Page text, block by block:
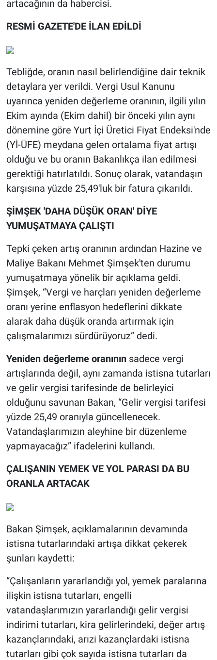
artacağının da habercisi.
RESMİ GAZETE'DE İLAN EDİLDİ
Tebliğde, oranın nasıl belirlendiğine dair teknik
detaylara yer verildi. Vergi Usul Kanunu
uyarınca yeniden değerleme oranının, ilgili yılın
Ekim ayında (Ekim dahil) bir önceki yılın aynı
dönemine göre Yurt İçi Üretici Fiyat Endeksi'nde
(Yİ-ÜFE) meydana gelen ortalama fiyat artışı
olduğu ve bu oranın Bakanlıkça ilan edilmesi
gerektiği hatırlatıldı. Sonuç olarak, vatandaşın
karşısına yüzde 25,49'luk bir fatura çıkarıldı.
ŞİMŞEK 'DAHA DÜŞÜK ORAN' DİYE
YUMUŞATMAYA ÇALIŞTI
Tepki çeken artış oranının ardından Hazine ve
Maliye Bakanı Mehmet Şimşek'ten durumu
yumuşatmaya yönelik bir açıklama geldi.
Şimşek, “Vergi ve harçları yeniden değerleme
oranı yerine enflasyon hedeflerini dikkate
alarak daha düşük oranda artırmak için
çalışmalarımızı sürdürüyoruz” dedi.
Yeniden değerleme oranınınsadece vergi
artışlarında değil, aynı zamanda istisna tutarları
ve gelir vergisi tarifesinde de belirleyici
olduğunu savunan Bakan, “Gelir vergisi tarifesi
yüzde 25,49 oranıyla güncellenecek.
Vatandaşlarımızın aleyhine bir düzenleme
yapmayacağız” ifadelerini kullandı.
ÇALIŞANIN YEMEK VE YOL PARASI DA BU
ORANLA ARTACAK
Bakan Şimşek, açıklamalarının devamında
istisna tutarlarındaki artışa dikkat çekerek
şunları kaydetti:
“Çalışanların yararlandığı yol, yemek paralarına
ilişkin istisna tutarları, engelli
vatandaşlarımızın yararlandığı gelir vergisi
indirimi tutarları, kira gelirlerindeki, değer artış
kazançlarındaki, arızi kazançlardaki istisna
tutarları gibi çok sayıda istisna tutarları da